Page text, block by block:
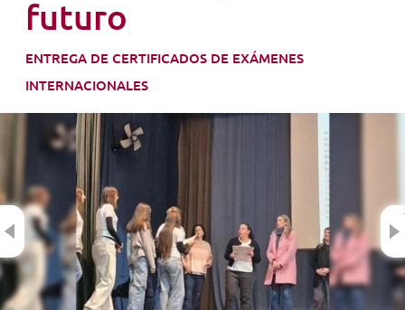
EXTENSIÓN
COMUNIDAD
NOVEDADES
TRABAJAR AQUÍ
futuro
ENTREGA DE CERTIFICADOS DE EXÁMENES
INTERNACIONALES
Previous